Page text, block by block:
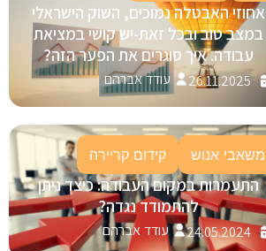
אחוזי האבטלה נמוכים, השוק הישראלי
במצב טוב ובכל זאת-יש קושי במציאת
עבודה. איך סוגרים את הפער הזה?
26.11.2025 עודד אברהם
משאבי אנוש קידום קריירה
התעמרות במקום העבודה: כיצד ניתן
להתמודד נגדה?
24.05.2024 עודד אברהם